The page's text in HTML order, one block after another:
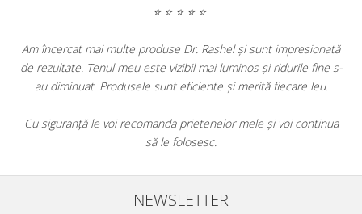
⭐ ⭐ ⭐ ⭐ ⭐
Am încercat mai multe produse Dr. Rashel și sunt impresionată
de rezultate. Tenul meu este vizibil mai luminos și ridurile fine s-
au diminuat. Produsele sunt eficiente și merită fiecare leu.
Cu siguranță le voi recomanda prietenelor mele și voi continua
să le folosesc.
NEWSLETTER